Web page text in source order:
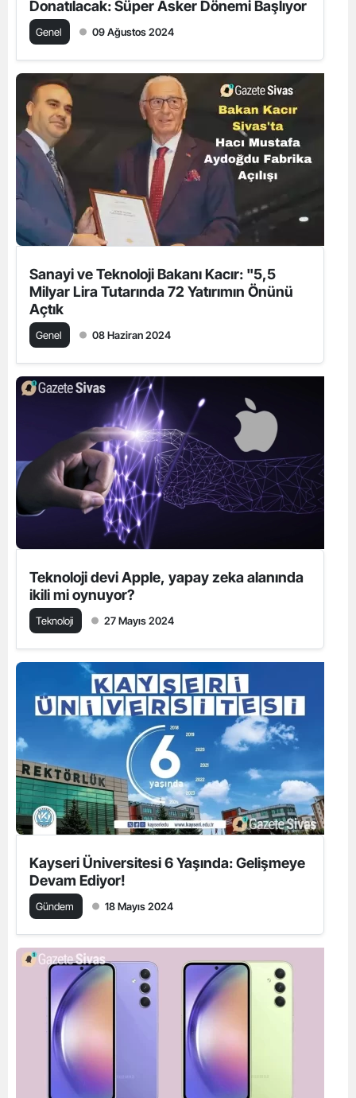
Donatılacak: Süper Asker Dönemi Başlıyor
Genel 09 Ağustos 2024
Sanayi ve Teknoloji Bakanı Kacır: "5,5
Milyar Lira Tutarında 72 Yatırımın Önünü
Açtık
Genel 08 Haziran 2024
Teknoloji devi Apple, yapay zeka alanında
ikili mi oynuyor?
Teknoloji 27 Mayıs 2024
Kayseri Üniversitesi 6 Yaşında: Gelişmeye
Devam Ediyor!
Gündem 18 Mayıs 2024